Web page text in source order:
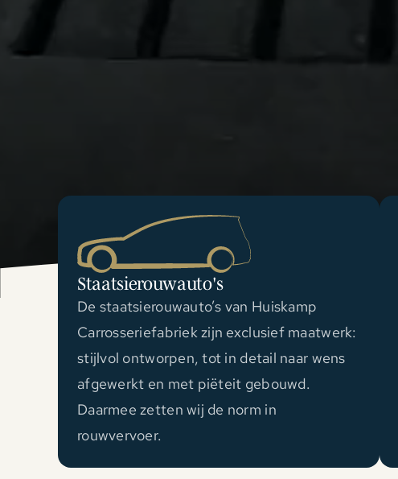
Staatsierouwauto's
De staatsierouwauto’s van Huiskamp
Carrosseriefabriek zijn exclusief maatwerk:
stijlvol ontworpen, tot in detail naar wens
afgewerkt en met piëteit gebouwd.
Daarmee zetten wij de norm in
rouwvervoer.